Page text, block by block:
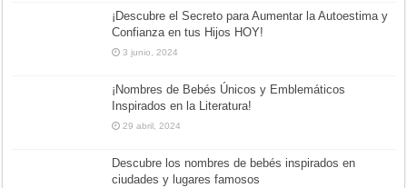
¡Descubre el Secreto para Aumentar la Autoestima y
Confianza en tus Hijos HOY!
3 junio, 2024
¡Nombres de Bebés Únicos y Emblemáticos
Inspirados en la Literatura!
29 abril, 2024
Descubre los nombres de bebés inspirados en
ciudades y lugares famosos